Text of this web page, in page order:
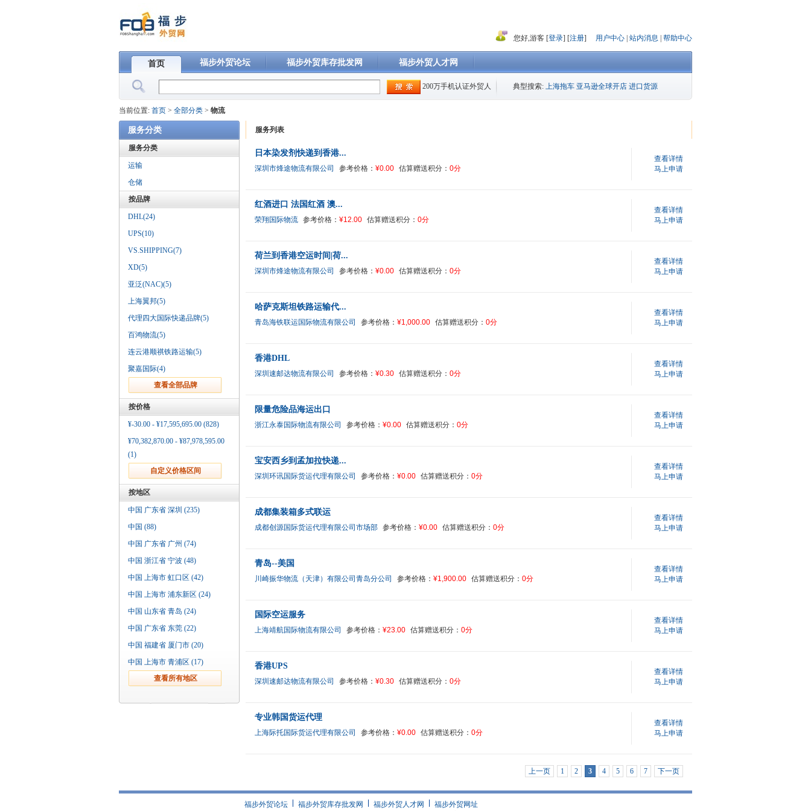
您好,游客 [登录] [注册] 用户中心 站内消息 帮助中心
首页 福步外贸论坛 福步外贸库存批发网 福步外贸人才网
200万手机认证外贸人 典型搜索: 上海拖车 亚马逊全球开店 进口货源
当前位置: 首页 > 全部分类 > 物流
服务分类
服务分类
运输
仓储
按品牌
DHL(24)
UPS(10)
VS.SHIPPING(7)
XD(5)
亚泛(NAC)(5)
上海翼邦(5)
代理四大国际快递品牌(5)
百鸿物流(5)
连云港顺祺铁路运输(5)
聚嘉国际(4)
按价格
¥-30.00 - ¥17,595,695.00 (828)
¥70,382,870.00 - ¥87,978,595.00
(1)
按地区
中国 广东省 深圳 (235)
中国 (88)
中国 广东省 广州 (74)
中国 浙江省 宁波 (48)
中国 上海市 虹口区 (42)
中国 上海市 浦东新区 (24)
中国 山东省 青岛 (24)
中国 广东省 东莞 (22)
中国 福建省 厦门市 (20)
中国 上海市 青浦区 (17)
服务列表
日本染发剂快递到香港...
深圳市烽途物流有限公司 参考价格： ¥0.00 估算赠送积分： 0分
查看详情
马上申请
红酒进口 法国红酒 澳...
荣翔国际物流 参考价格： ¥12.00 估算赠送积分： 0分
查看详情
马上申请
荷兰到香港空运时间|荷...
深圳市烽途物流有限公司 参考价格： ¥0.00 估算赠送积分： 0分
查看详情
马上申请
哈萨克斯坦铁路运输代...
青岛海铁联运国际物流有限公司 参考价格： ¥1,000.00 估算赠送积分： 0分
查看详情
马上申请
香港DHL
深圳速邮达物流有限公司 参考价格： ¥0.30 估算赠送积分： 0分
查看详情
马上申请
限量危险品海运出口
浙江永泰国际物流有限公司 参考价格： ¥0.00 估算赠送积分： 0分
查看详情
马上申请
宝安西乡到孟加拉快递...
深圳环讯国际货运代理有限公司 参考价格： ¥0.00 估算赠送积分： 0分
查看详情
马上申请
成都集装箱多式联运
成都创源国际货运代理有限公司市场部 参考价格： ¥0.00 估算赠送积分： 0分
查看详情
马上申请
青岛--美国
川崎振华物流（天津）有限公司青岛分公司 参考价格： ¥1,900.00 估算赠送积分： 0分
查看详情
马上申请
国际空运服务
上海靖航国际物流有限公司 参考价格： ¥23.00 估算赠送积分： 0分
查看详情
马上申请
香港UPS
深圳速邮达物流有限公司 参考价格： ¥0.30 估算赠送积分： 0分
查看详情
马上申请
专业韩国货运代理
上海际托国际货运代理有限公司 参考价格： ¥0.00 估算赠送积分： 0分
查看详情
马上申请
上一页 1 2 3 4 5 6 7 下一页
福步外贸论坛 福步外贸库存批发网 福步外贸人才网
福步外贸网址